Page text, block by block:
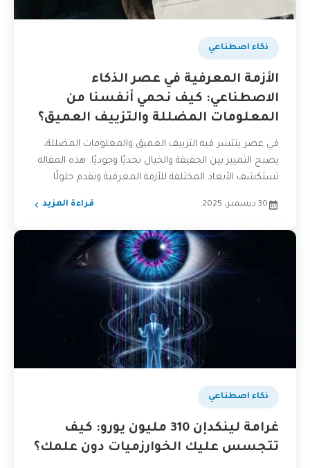
ذكاء اصطناعي
الأزمة المعرفية في عصر الذكاء
الاصطناعي: كيف نحمي أنفسنا من
المعلومات المضللة والتزييف العميق؟
في عصر ينتشر فيه التزييف العميق والمعلومات المضللة،
يصبح التمييز بين الحقيقة والخيال تحديًا وجوديًا. هذه المقالة
تستكشف الأبعاد المختلفة للأزمة المعرفية وتقدم حلولًا
30 ديسمبر، 2025 قراءة المزيد
ذكاء اصطناعي
غرامة لينكدإن 310 مليون يورو: كيف
تتجسس عليك الخوارزميات دون علمك؟